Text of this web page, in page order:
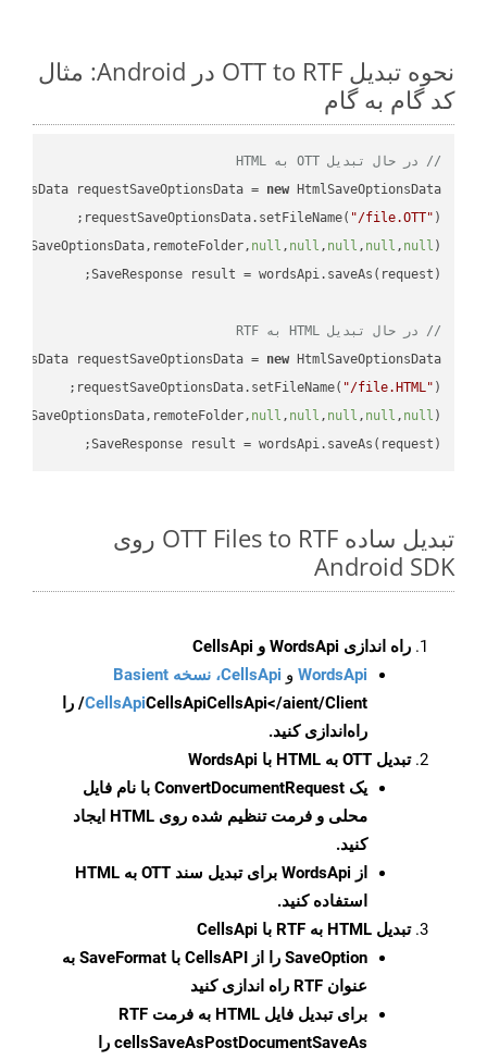
نحوه تبدیل OTT to RTF در Android: مثال
کد گام به گام
// در حال تبدیل OTT به HTML
requestSaveOptionsData = new
requestSaveOptionsData.setFileName( "/file.OTT"
null , null , null , null , null
// در حال تبدیل HTML به RTF
requestSaveOptionsData = new
requestSaveOptionsData.setFileName( "/file.HTML"
null , null , null , null , null
SaveResponse result = wordsApi.saveAs(request);
تبدیل ساده OTT Files to RTF روی
Android SDK
راه اندازی WordsApi و CellsApi
WordsApi و CellsApi، نسخه Basient
CellsApiCellsApi
CellsApi</aient/Client/ را
راه‌اندازی کنید.
تبدیل OTT به HTML با WordsApi
یک ConvertDocumentRequest با نام فایل
محلی و فرمت تنظیم شده روی HTML ایجاد
کنید.
از WordsApi برای تبدیل سند OTT به HTML
استفاده کنید.
تبدیل HTML به RTF با CellsApi
SaveOption
را از CellsAPI با SaveFormat به
عنوان RTF راه اندازی کنید
برای تبدیل فایل HTML به فرمت
RTF
cellsSaveAsPostDocumentSaveAs را